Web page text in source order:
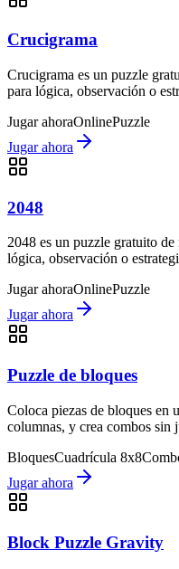
Crucigrama
Crucigrama es un puzzle
para lógica, observación o
Jugar ahoraOnlinePuzzle
Jugar ahora
2048
2048 es un puzzle gratuito
lógica, observación o
Jugar ahoraOnlinePuzzle
Jugar ahora
Puzzle de bloques
Coloca piezas de bloques en
columnas, y crea combos sin
BloquesCuadrícula 8x8
Jugar ahora
Block Puzzle Gravity